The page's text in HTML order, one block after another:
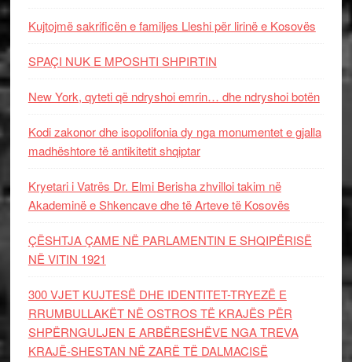
Kujtojmë sakrificën e familjes Lleshi për lirinë e Kosovës
SPAÇI NUK E MPOSHTI SHPIRTIN
New York, qyteti që ndryshoi emrin… dhe ndryshoi botën
Kodi zakonor dhe isopolifonia dy nga monumentet e gjalla
madhështore të antikitetit shqiptar
Kryetari i Vatrës Dr. Elmi Berisha zhvilloi takim në
Akademinë e Shkencave dhe të Arteve të Kosovës
ÇËSHTJA ÇAME NË PARLAMENTIN E SHQIPËRISË
NË VITIN 1921
300 VJET KUJTESË DHE IDENTITET-TRYEZË E
RRUMBULLAKËT NË OSTROS TË KRAJËS PËR
SHPËRNGULJEN E ARBËRESHËVE NGA TREVA
KRAJË-SHESTAN NË ZARË TË DALMACISË